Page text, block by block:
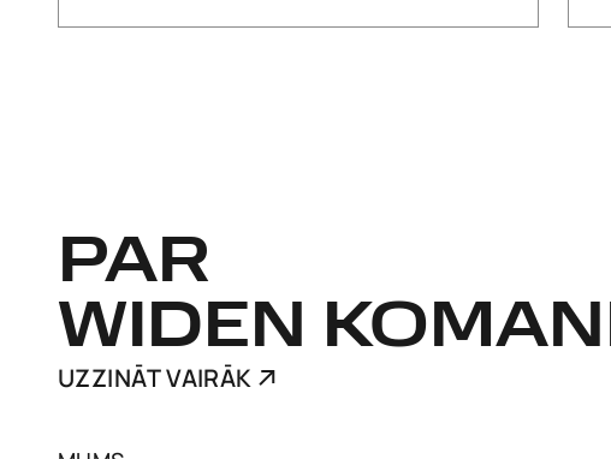
PAR
WIDEN
UZZINĀT VAIRĀK